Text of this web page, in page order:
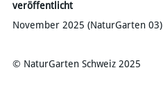
veröffentlicht
November 2025 (NaturGarten 03)
© NaturGarten Schweiz 2025